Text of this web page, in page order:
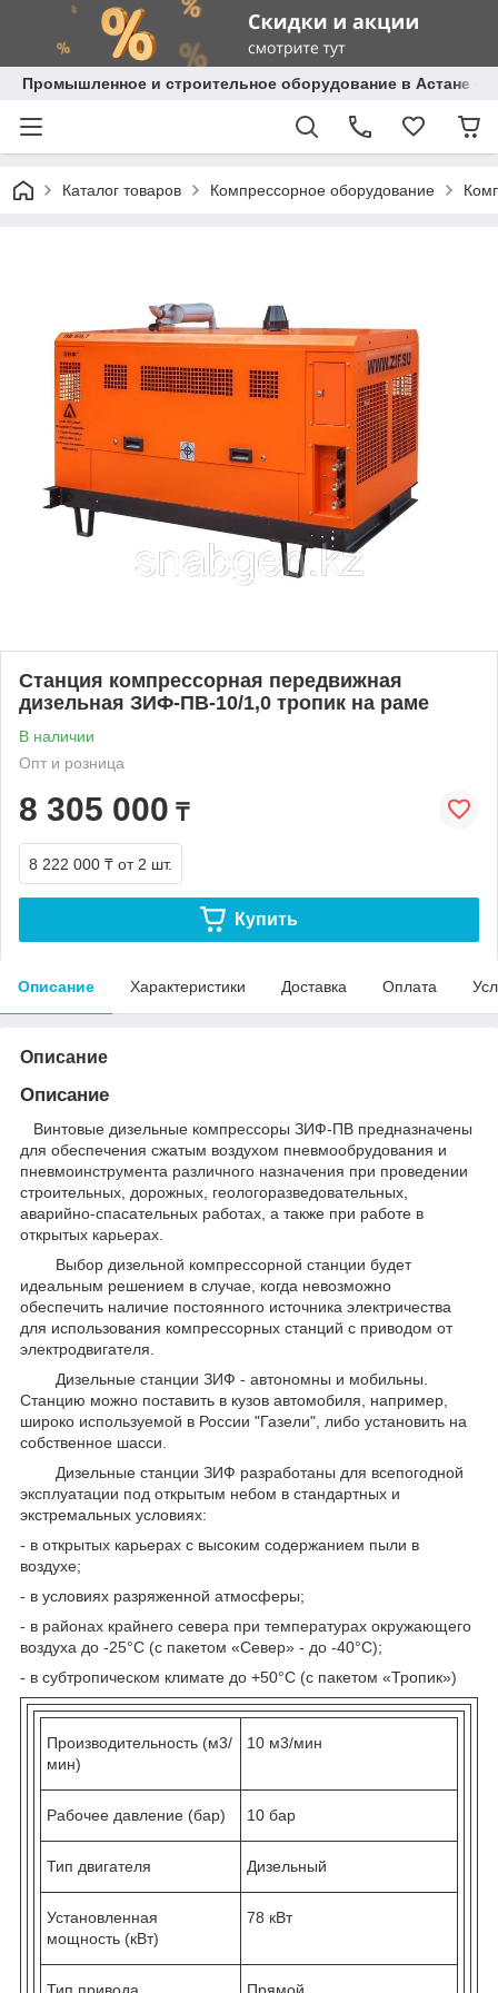
Промышленное и строительное оборудование в Астане с
Каталог товаров Компрессорное оборудование
Станция компрессорная передвижная
дизельная ЗИФ-ПВ-10/1,0 тропик на раме
В наличии
Опт и розница
8 305 000 ₸
8 222 000 ₸ от 2 шт.
Купить
Описание Характеристики Доставка Оплата
Описание
Описание
Винтовые дизельные компрессоры ЗИФ-ПВ предназначены
для обеспечения сжатым воздухом пневмообрудования и
пневмоинструмента различного назначения при проведении
строительных, дорожных, геологоразведовательных,
аварийно-спасательных работах, а также при работе в
открытых карьерах.
Выбор дизельной компрессорной станции будет
идеальным решением в случае, когда невозможно
обеспечить наличие постоянного источника электричества
для использования компрессорных станций с приводом от
электродвигателя.
Дизельные станции ЗИФ - автономны и мобильны.
Станцию можно поставить в кузов автомобиля, например,
широко используемой в России "Газели", либо установить на
собственное шасси.
Дизельные станции ЗИФ разработаны для всепогодной
эксплуатации под открытым небом в стандартных и
экстремальных условиях:
- в открытых карьерах с высоким содержанием пыли в
воздухе;
- в условиях разряженной атмосферы;
- в районах крайнего севера при температурах окружающего
воздуха до -25°С (с пакетом «Север» - до -40°С);
- в субтропическом климате до +50°С (с пакетом «Тропик»)
Производительность (м3/
мин)
10 м3/мин
Рабочее давление (бар) 10 бар
Тип двигателя Дизельный
Установленная
мощность (кВт)
78 кВт
Тип привода Прямой